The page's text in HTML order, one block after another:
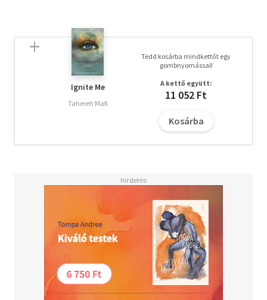
light on the secret behind Adam's - and Warner's -
immunity to her killer skin.
Olvasd el mások véleményét is!
Ignite Me
Tahereh Mafi
Tedd kosárba mindkettőt egy
gombnyomással!
A kettő együtt:
11 052 Ft
Kosárba